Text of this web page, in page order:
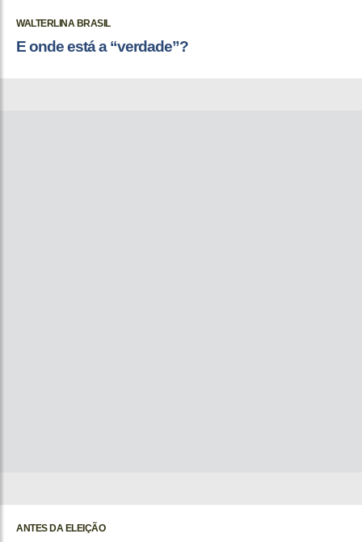
WALTERLINA BRASIL
E onde está a “verdade”?
ANTES DA ELEIÇÃO